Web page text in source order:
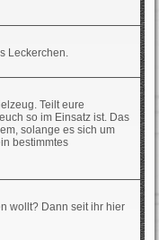
Leckerchen.
Teilt eure
so im Einsatz ist. Das
solange es sich um
bestimmtes
wollt? Dann seit ihr hier